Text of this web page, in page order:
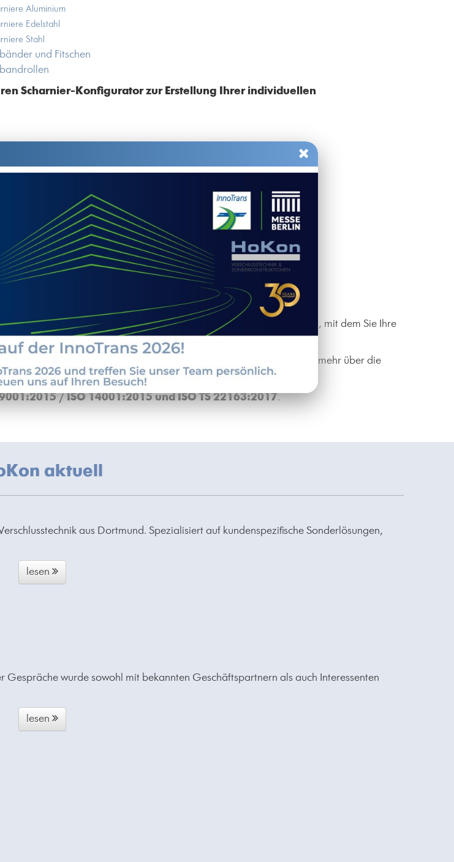
Aluminium
Edelstahl
Stahl
und Fitschen
Scharnier-Konfigurator zur Erstellung Ihrer individuellen
(Camloc)
(Recoil, Keenserts)
Mutter (SNEP)
Auch für die Spannbänder haben wir einen Konfigurator entwickelt, mit dem Sie Ihre
der
an. Wenden Sie sich gerne an uns, um mehr über die
/ ISO 14001:2015 und ISO TS 22163:2017.
aktuell
aus Dortmund. Spezialisiert auf kundenspezifische Sonderlösungen,
lesen
wurde sowohl mit bekannten Geschäftspartnern als auch Interessenten
lesen